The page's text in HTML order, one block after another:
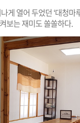
게 열어 두었던 ‘대청마
보는 재미도 쏠쏠하다.